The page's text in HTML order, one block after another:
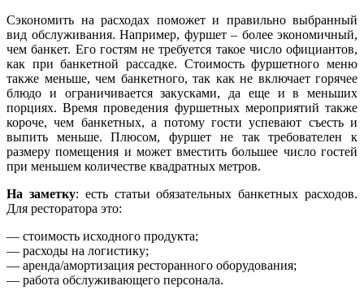
Сэкономить на расходах поможет и правильно выбранный
вид обслуживания. Например, фуршет – более экономичный,
чем банкет. Его гостям не требуется такое число официантов,
как при банкетной рассадке. Стоимость фуршетного меню
также меньше, чем банкетного, так как не включает горячее
блюдо и ограничивается закусками, да еще и в меньших
порциях. Время проведения фуршетных мероприятий также
короче, чем банкетных, а потому гости успевают съесть и
выпить меньше. Плюсом, фуршет не так требователен к
размеру помещения и может вместить большее число гостей
при меньшем количестве квадратных метров.
На заметку: есть статьи обязательных банкетных расходов.
Для ресторатора это:
— стоимость исходного продукта;
— расходы на логистику;
— аренда/амортизация ресторанного оборудования;
— работа обслуживающего персонала.